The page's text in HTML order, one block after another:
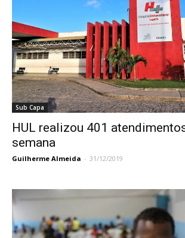
Sub Capa
HUL realizou 401
semana
Guilherme Almeida - 31/12/2019